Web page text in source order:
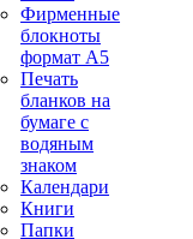
Фирменные
блокноты
формат А5
Печать
бланков на
бумаге с
водяным
знаком
Календари
Книги
Папки